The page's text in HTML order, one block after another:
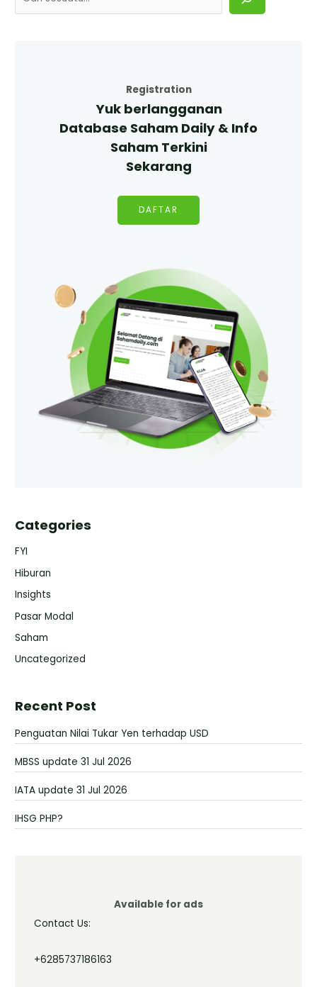
Registration
Yuk berlangganan
Database Saham Daily & Info
Saham Terkini
Sekarang
DAFTAR
Categories
FYI
Hiburan
Insights
Pasar Modal
Saham
Uncategorized
Recent Post
Penguatan Nilai Tukar Yen terhadap USD
MBSS update 31 Jul 2026
IATA update 31 Jul 2026
IHSG PHP?
Available for ads
Contact Us:
+6285737186163